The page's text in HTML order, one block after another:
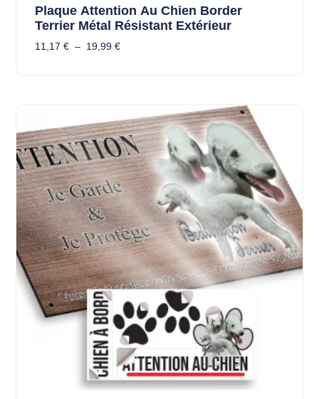
Plaque Attention Au Chien Border
Terrier Métal Résistant Extérieur
11,17 € – 19,99 €